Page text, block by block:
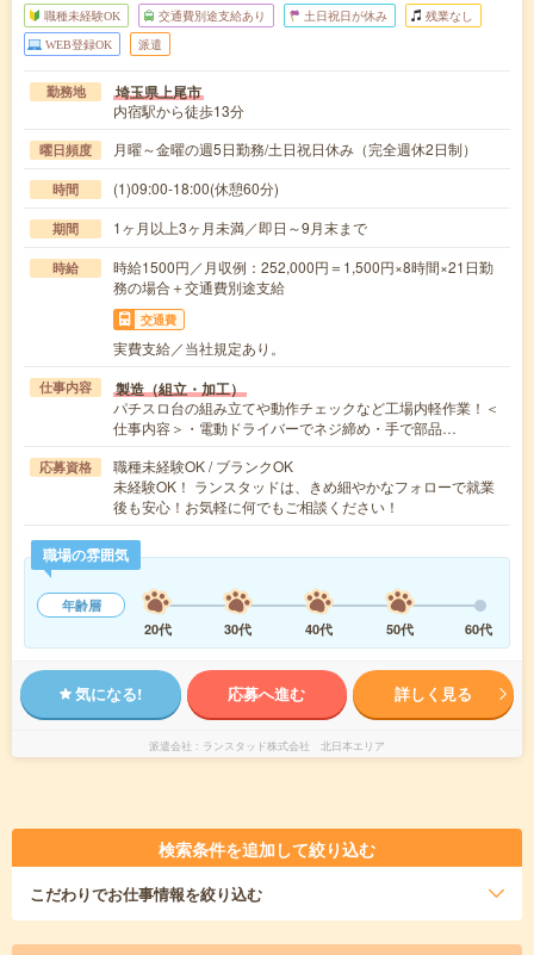
職種未経験OK 交通費別途支給あり 土日祝日が休み 残業なし
WEB登録OK 派遣
勤務地 埼玉県上尾市
内宿駅から徒歩13分
曜日頻度 月曜～金曜の週5日勤務/土日祝日休み（完全週休2日制）
時間 (1)09:00-18:00(休憩60分)
期間 1ヶ月以上3ヶ月未満／即日～9月末まで
時給
時給1500円／月収例：252,000円＝1,500円×8時間×21日勤
務の場合＋交通費別途支給
交通費
実費支給／当社規定あり。
仕事内容 製造（組立・加工）
パチスロ台の組み立てや動作チェックなど工場内軽作業！＜
仕事内容＞・電動ドライバーでネジ締め・手で部品…
応募資格
職種未経験OK / ブランクOK
未経験OK！ ランスタッドは、きめ細やかなフォローで就業
後も安心！お気軽に何でもご相談ください！
職場の雰囲気
年齢層
20代
30代 40代 50代 60代
気になる! 応募へ進む 詳しく見る
派遣会社 ランスタッド株式会社 北日本エリア
検索条件を追加して絞り込む
こだわりでお仕事情報を絞り込む